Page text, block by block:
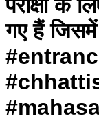
परीक्षा के
गए हैं जिसमें